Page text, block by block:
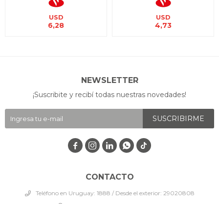
USD
6,28
USD
4,73
CONTACTO
Teléfono en Uruguay: 1888 / Desde el exterior: 29020808
NEWSLETTER
¡Suscribite y recibí todas nuestras novedades!
SUSCRIBIRME
   